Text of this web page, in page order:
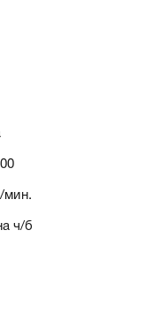
мин.
ч/б